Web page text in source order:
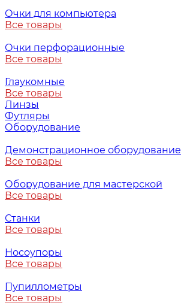
Очки для компьютера
Все товары
Очки перфорационные
Все товары
Глаукомные
Все товары
Линзы
Футляры
Оборудование
Демонстрационное оборудование
Все товары
Оборудование для мастерской
Все товары
Станки
Все товары
Носоупоры
Все товары
Пупиллометры
Все товары